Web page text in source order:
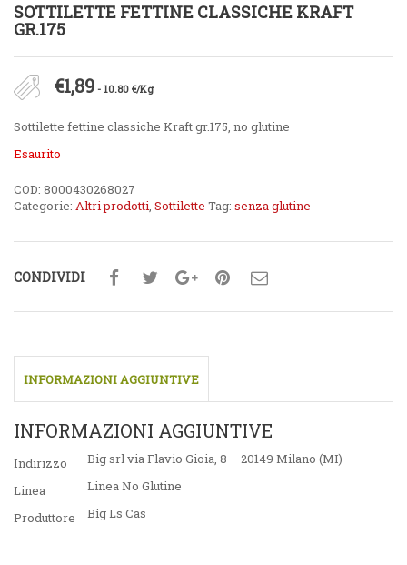
SOTTILETTE FETTINE CLASSICHE KRAFT
GR.175
€1,89 - 10.80 €/Kg
Sottilette fettine classiche Kraft gr.175, no glutine
Esaurito
COD: 8000430268027
Categorie: Altri prodotti, Sottilette Tag: senza glutine
CONDIVIDI
INFORMAZIONI AGGIUNTIVE
INFORMAZIONI AGGIUNTIVE
Indirizzo
Big srl via Flavio Gioia, 8 – 20149 Milano (MI)
Linea
Linea No Glutine
Produttore
Big Ls Cas